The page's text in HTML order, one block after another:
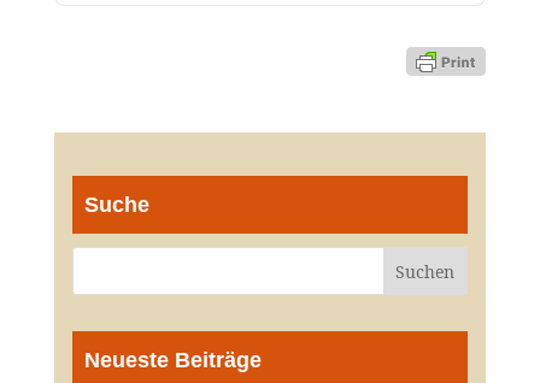
Suche
Neueste Beiträge